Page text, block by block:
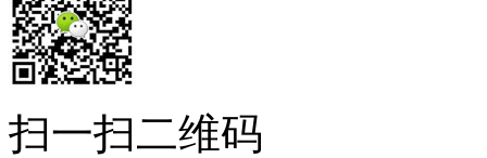
扫一扫二维码